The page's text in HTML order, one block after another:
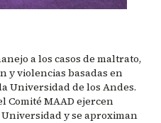
a los casos de maltrato,
y violencias basadas en
Universidad de los Andes.
Comité MAAD ejercen
y se aproximan